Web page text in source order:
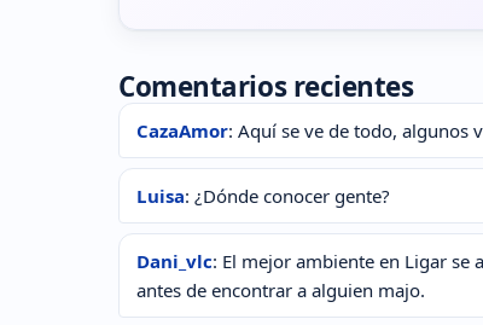
Comentarios recientes
CazaAmor: Aquí se ve de todo, algunos
Luisa: ¿Dónde conocer gente?
Dani_vlc: El mejor ambiente en Ligar se
antes de encontrar a alguien majo.